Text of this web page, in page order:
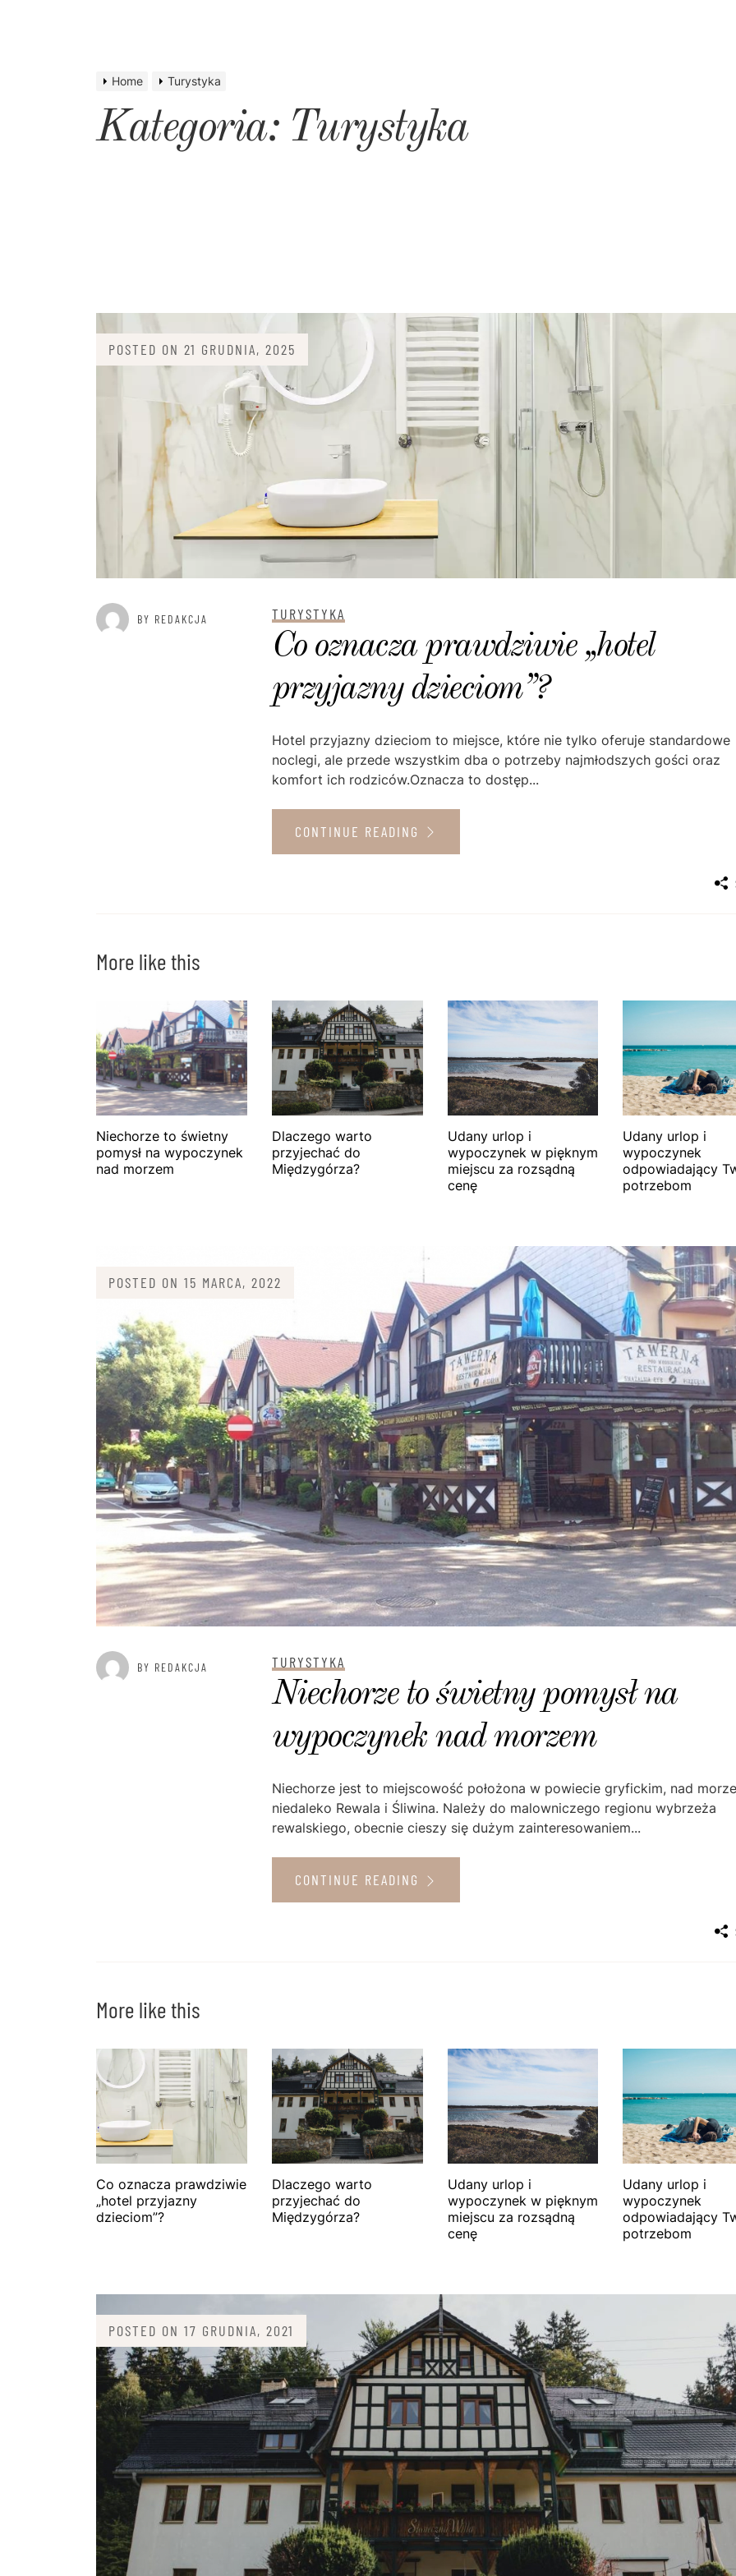
Home Turystyka
Kategoria: Turystyka
POSTED ON 21 GRUDNIA, 2025
BY REDAKCJA TURYSTYKA
Co oznacza prawdziwie „hotel
przyjazny dzieciom”?
Hotel przyjazny dzieciom to miejsce, które nie tylko oferuje standardowe
noclegi, ale przede wszystkim dba o potrzeby najmłodszych gości oraz
komfort ich rodziców.Oznacza to dostęp...
CONTINUE READING
More like this
Niechorze to świetny
pomysł na wypoczynek
nad morzem
Dlaczego warto
przyjechać do
Międzygórza?
Udany urlop i
wypoczynek w pięknym
miejscu za rozsądną
cenę
Udany urlop i
wypoczynek
odpowiadający
potrzebom
POSTED ON 15 MARCA, 2022
BY REDAKCJA TURYSTYKA
Niechorze to świetny pomysł na
wypoczynek nad morzem
Niechorze jest to miejscowość położona w powiecie gryfickim, nad
niedaleko Rewala i Śliwina. Należy do malowniczego regionu wybrzeża
rewalskiego, obecnie cieszy się dużym zainteresowaniem...
CONTINUE READING
More like this
Co oznacza prawdziwie
„hotel przyjazny
dzieciom”?
Dlaczego warto
przyjechać do
Międzygórza?
Udany urlop i
wypoczynek w pięknym
miejscu za rozsądną
cenę
Udany urlop i
wypoczynek
odpowiadający
potrzebom
POSTED ON 17 GRUDNIA, 2021